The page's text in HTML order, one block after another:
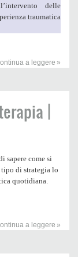
delle
traumatica
a leggere
|
sapere come si
tipo di strategia lo
quotidiana.
a leggere